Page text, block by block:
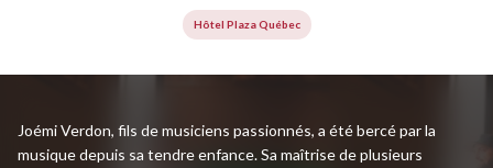
Hôtel Plaza Québec
Joémi Verdon, fils de musiciens passionnés, a été bercé par la
musique depuis sa tendre enfance. Sa maîtrise de plusieurs